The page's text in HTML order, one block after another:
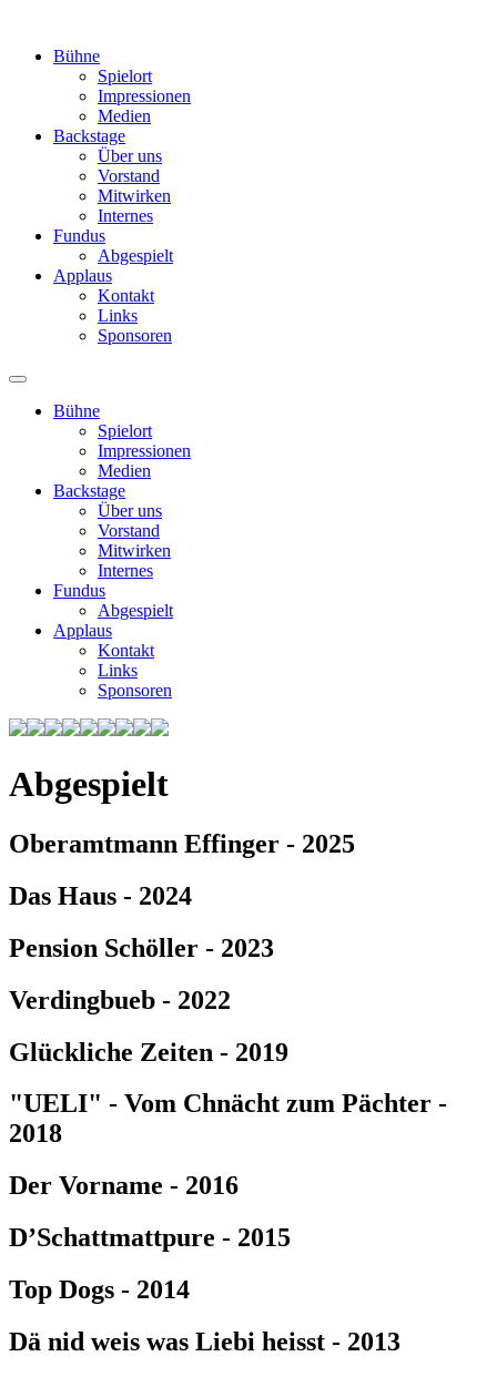
Bühne
Spielort
Impressionen
Medien
Backstage
Über uns
Vorstand
Mitwirken
Internes
Fundus
Abgespielt
Applaus
Kontakt
Links
Sponsoren
Bühne
Spielort
Impressionen
Medien
Backstage
Über uns
Vorstand
Mitwirken
Internes
Fundus
Abgespielt
Applaus
Kontakt
Links
Sponsoren
Abgespielt
Oberamtmann Effinger - 2025
Das Haus - 2024
Pension Schöller - 2023
Verdingbueb - 2022
Glückliche Zeiten - 2019
"UELI" - Vom Chnächt zum Pächter -
2018
Der Vorname - 2016
D’Schattmattpure - 2015
Top Dogs - 2014
Dä nid weis was Liebi heisst - 2013